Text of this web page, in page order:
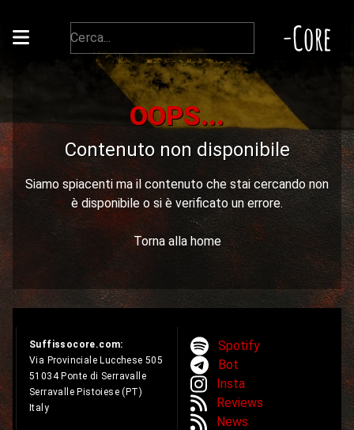
-Core
OOPS...
Contenuto non disponibile
Siamo spiacenti ma il contenuto che stai cercando non
è disponibile o si è verificato un errore.
Torna alla home
Suffissocore.com:
Via Provinciale Lucchese 505
51034 Ponte di Serravalle
Serravalle Pistoiese (PT)
Italy
Spotify
Bot
Insta
Reviews
News